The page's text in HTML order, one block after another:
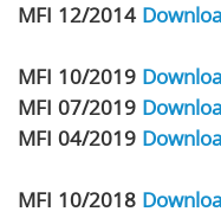
MFI 12/2014
MFI 10/2019
MFI 07/2019
MFI 04/2019
MFI 10/2018